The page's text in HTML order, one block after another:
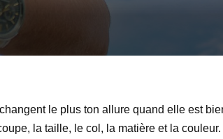
le plus ton allure quand elle est
la taille, le col, la matière et la